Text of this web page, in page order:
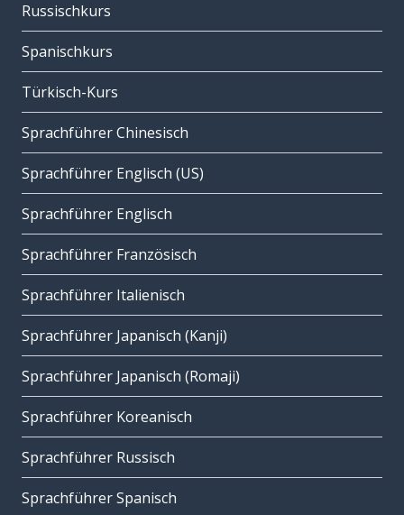
Russischkurs
Spanischkurs
Türkisch-Kurs
Sprachführer Chinesisch
Sprachführer Englisch (US)
Sprachführer Englisch
Sprachführer Französisch
Sprachführer Italienisch
Sprachführer Japanisch (Kanji)
Sprachführer Japanisch (Romaji)
Sprachführer Koreanisch
Sprachführer Russisch
Sprachführer Spanisch